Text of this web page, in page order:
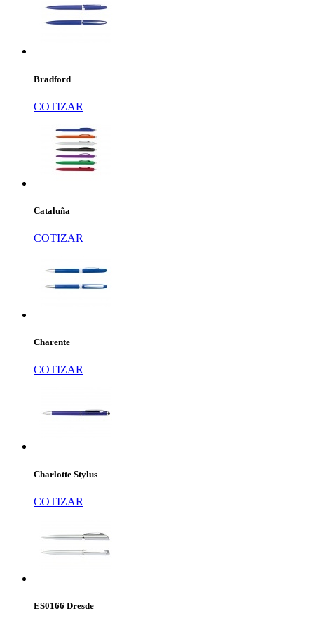
Bradford
COTIZAR
Cataluña
COTIZAR
Charente
COTIZAR
Charlotte Stylus
COTIZAR
ES0166 Dresde